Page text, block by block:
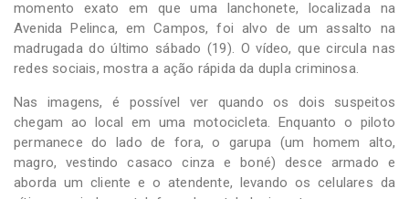
momento exato em que uma lanchonete, localizada na
Avenida Pelinca, em Campos, foi alvo de um assalto na
madrugada do último sábado (19). O vídeo, que circula nas
redes sociais, mostra a ação rápida da dupla criminosa.
Nas imagens, é possível ver quando os dois suspeitos
chegam ao local em uma motocicleta. Enquanto o piloto
permanece do lado de fora, o garupa (um homem alto,
magro, vestindo casaco cinza e boné) desce armado e
aborda um cliente e o atendente, levando os celulares da